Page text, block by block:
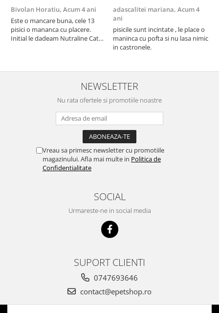
Bivolan Horatiu, Acum 4 ani
Este o mancare buna, cele 13
pisici o mananca cu placere.
Initial le dadeam Nutraline Cat
nu o mananca cu placere. Eu
sunt multumit si voi continua cu
adascalitei mariana, Acum 4
ani
pisicile sunt incintate , le place o
maninca cu pofta si nu lasa nimic
in castronele.
NEWSLETTER
Nu rata ofertele si promotiile noastre
Vreau sa primesc newsletter cu promotiile
magazinului. Afla mai multe in Politica de
Confidentialitate
SOCIAL
Urmareste-ne in social media
SUPORT CLIENTI
0747693646
contact@epetshop.ro